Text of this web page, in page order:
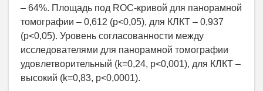
– 64%. Площадь под ROC-кривой для панорамной
томографии – 0,612 (p˂0,05), для КЛКТ – 0,937
(p˂0,05). Уровень согласованности между
исследователями для панорамной томографии
удовлетворительный (k=0,24, p˂0,001), для КЛКТ –
высокий (k=0,83, p˂0,0001).